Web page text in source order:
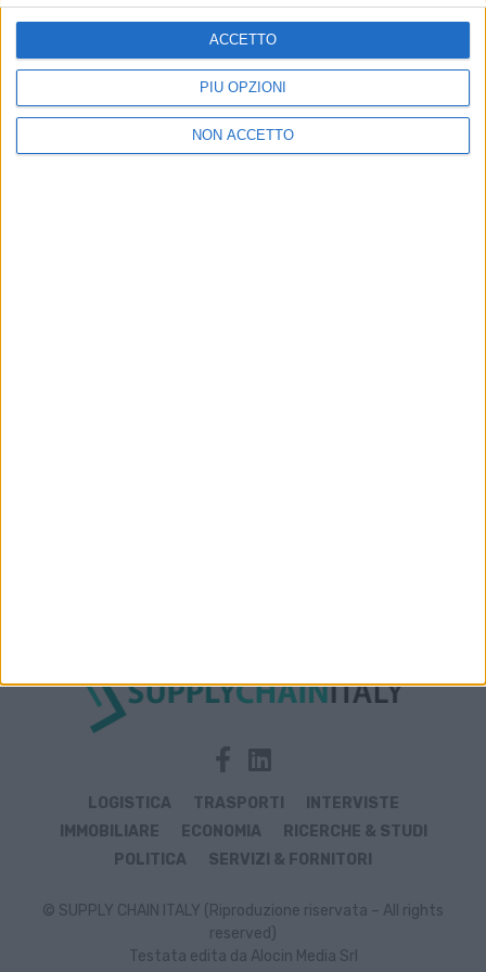
PIÙ OPZIONI
NON ACCETTO
ACCETTO
ISCRIVITI
Dichiaro di aver letto e compreso l'informativa sulla privacy e
di dare il mio consenso alla ricezione di promozioni commerciali
LOGISTICA TRASPORTI
INTERVISTE
IMMOBILIARE
ECONOMIA
RICERCHE & STUDI
POLITICA
SERVIZI & FORNITORI
© SUPPLY CHAIN ITALY (Riproduzione riservata – All rights
reserved)
Testata edita da Alocin Media Srl